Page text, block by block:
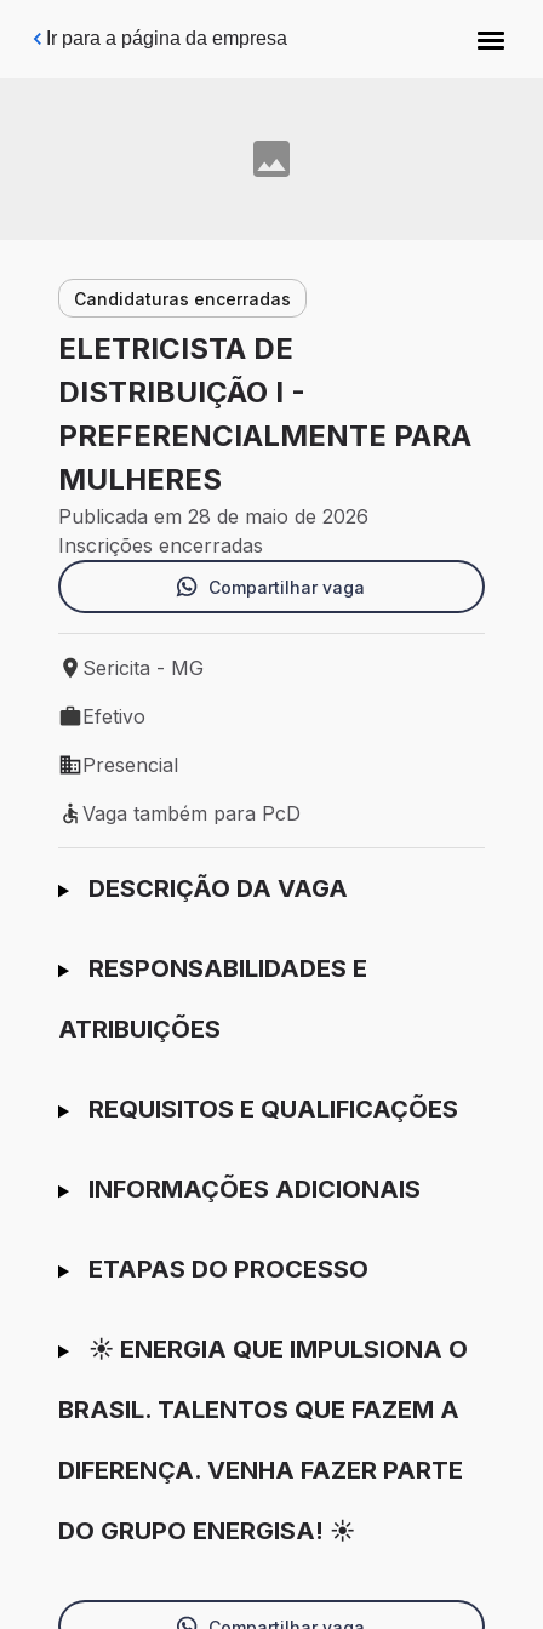
Pular para o conteúdo principal
Ir para a página da empresa
Candidaturas encerradas
ELETRICISTA DE
DISTRIBUIÇÃO I -
PREFERENCIALMENTE PARA
MULHERES
Publicada em 28 de maio de 2026
Inscrições encerradas
Compartilhar vaga
Local de trabalho: Sericita - MG
Sericita - MG
Tipo de vaga: Efetivo
Efetivo
Modelo de trabalho: Presencial
Presencial
Vaga também para PcD
Vaga também para PcD
Ir para candidatura
DESCRIÇÃO DA VAGA
RESPONSABILIDADES E
ATRIBUIÇÕES
REQUISITOS E QUALIFICAÇÕES
INFORMAÇÕES ADICIONAIS
ETAPAS DO PROCESSO
☀️ ENERGIA QUE IMPULSIONA O
BRASIL. TALENTOS QUE FAZEM A
DIFERENÇA. VENHA FAZER PARTE
DO GRUPO ENERGISA! ☀️